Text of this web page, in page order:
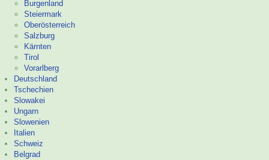
Burgenland
Steiermark
Oberösterreich
Salzburg
Kärnten
Tirol
Vorarlberg
Deutschland
Tschechien
Slowakei
Ungarn
Slowenien
Italien
Schweiz
Belgrad